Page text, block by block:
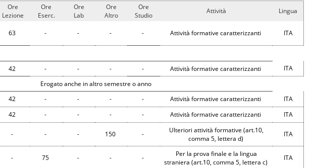
Ore
Lezione
Ore
Eserc.
Ore
Lab
Ore
Altro
Ore
Studio
Attività Lingua
63 - - - - Attività formative caratterizzanti ITA
42 - - - - Attività formative caratterizzanti ITA
Erogato anche in altro semestre o anno
42 - - - - Attività formative caratterizzanti ITA
42 - - - - Attività formative caratterizzanti ITA
- - - 150 -
Ulteriori attività formative (art.10,
comma 5, lettera d)
ITA
- 75 - - -
Per la prova finale e la lingua
straniera (art.10, comma 5, lettera c)
ITA